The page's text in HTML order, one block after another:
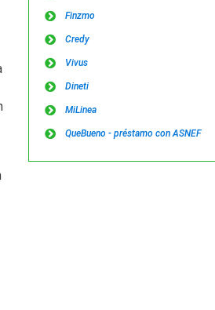
Finzmo
Credy
Vivus
Dineti
MiLinea
QueBueno - préstamo con ASNEF